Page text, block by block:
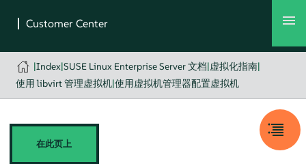
|Index|SUSE Linux Enterprise Server 文档|虚拟化指南|
使用 libvirt 管理虚拟机|使用虚拟机管理器配置虚拟机
在此页上